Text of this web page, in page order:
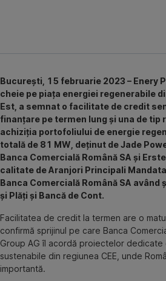
București, 15 februarie 2023 – Enery
cheie pe piața energiei regenerabile
Est, a semnat o facilitate de credit
finanțare pe termen lung și una de tip
achiziția portofoliului de energie
totală de 81 MW, deținut de Jade
Banca Comercială Română SA și
calitate de Aranjori Principali
Banca Comercială Română SA având
și Plăți și Bancă de Cont.
Facilitatea de credit la termen are o
confirmă sprijinul pe care Banca
Group AG îl acordă proiectelor dedicate
sustenabile din regiunea CEE, unde
importantă.